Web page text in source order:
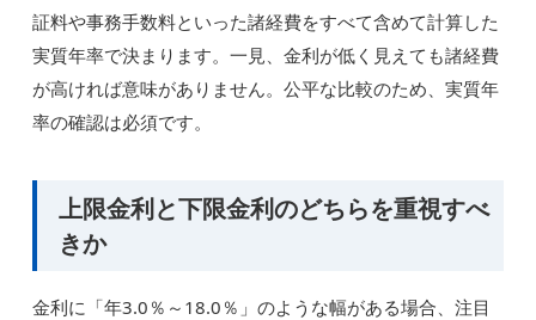
証料や事務手数料といった諸経費をすべて含めて計算した
実質年率で決まります。一見、金利が低く見えても諸経費
が高ければ意味がありません。公平な比較のため、実質年
率の確認は必須です。
上限金利と下限金利のどちらを重視すべ
きか
金利に「年3.0％～18.0％」のような幅がある場合、注目